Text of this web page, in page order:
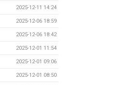
2025-12-11 14:24
2025-12-06 18:59
2025-12-06 18:42
2025-12-01 11:54
2025-12-01 09:06
2025-12-01 08:50